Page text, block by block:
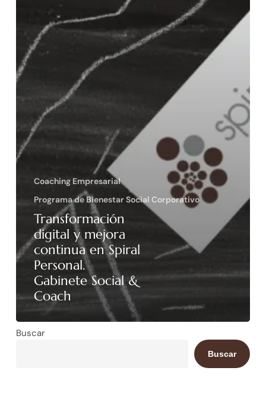
Coaching Empresarial
Programa de Bienestar Social Corporativo
Transformación
digital y mejora
continua en Spiral
Personal.
Gabinete Social &
Coach
Buscar
Buscar